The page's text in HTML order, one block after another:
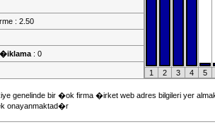
1 2 3 4 5
: 2.50
: 0
genelinde bir �ok firma �irket web adres bilgileri yer
onayanmaktad�r